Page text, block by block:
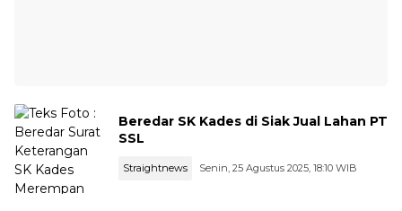
Beredar SK Kades di Siak Jual Lahan PT
SSL
Straightnews Senin, 25 Agustus 2025, 18:10 WIB